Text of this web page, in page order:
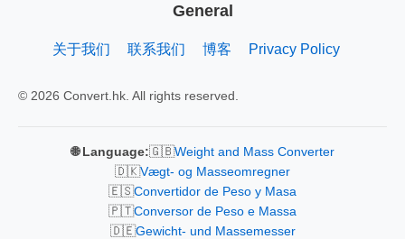
General
关于我们 联系我们 博客 Privacy Policy
© 2026 Convert.hk. All rights reserved.
🌐 Language:🇬🇧Weight and Mass Converter
🇩🇰Vægt- og Masseomregner
🇪🇸Convertidor de Peso y Masa
🇵🇹Conversor de Peso e Massa
🇩🇪Gewicht- und Massemesser